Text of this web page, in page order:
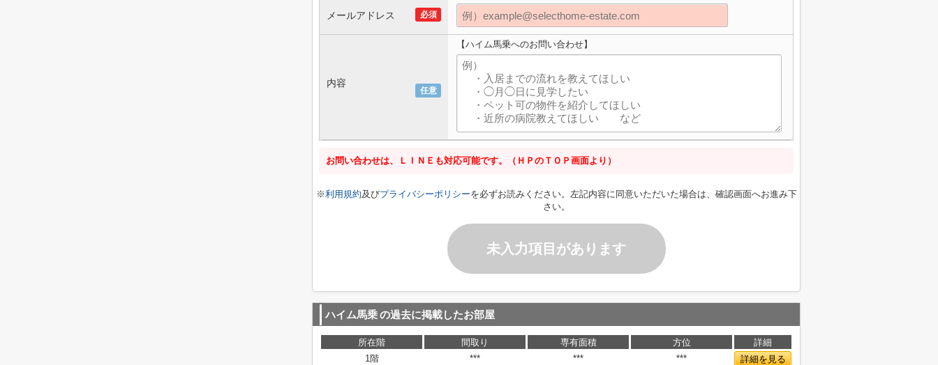
必須
メールアドレス
任意
内容
【ハイム馬乗へのお問い合わせ】
お問い合わせは、ＬＩＮＥも対応可能です。（ＨＰのＴＯＰ画面より）
※利用規約及びプライバシーポリシーを必ずお読みください。左記内容に同意いただいた場合は、確認画面へお進み下
さい。
未入力項目があります
ハイム馬乗の過去に掲載したお部屋
所在階 間取り 専有面積 方位
詳細
1階
*** *** ***
詳細を見る